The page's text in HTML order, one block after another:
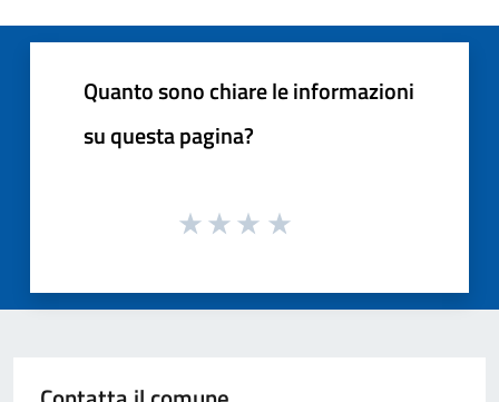
Quanto sono chiare le informazioni
su questa pagina?